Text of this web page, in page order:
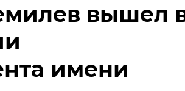
вышел
имени